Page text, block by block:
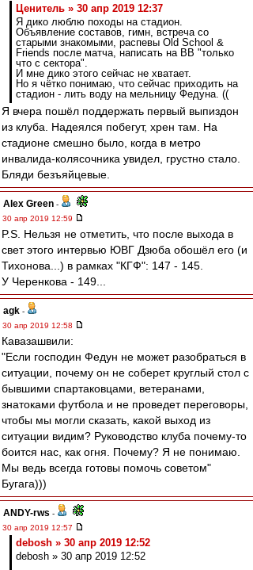
Ценитель » 30 апр 2019 12:37
Я дико люблю походы на стадион.
Объявление составов, гимн, встреча со
старыми знакомыми, распевы Old School &
Friends после матча, написать на ВВ "только
что с сектора".
И мне дико этого сейчас не хватает.
Но я чётко понимаю, что сейчас приходить на
стадион - лить воду на мельницу Федуна. ((
Я вчера пошёл поддержать первый выпиздон
из клуба. Надеялся побегут, хрен там. На
стадионе смешно было, когда в метро
инвалида-колясочника увидел, грустно стало.
Бляди безъяйцевые.
Alex Green -
30 апр 2019 12:59
P.S. Нельзя не отметить, что после выхода в
свет этого интервью ЮВГ Дзюба обошёл его (и
Тихонова...) в рамках "КГФ": 147 - 145.
У Черенкова - 149...
agk -
30 апр 2019 12:58
Кавазашвили:
"Если господин Федун не может разобраться в
ситуации, почему он не соберет круглый стол с
бывшими спартаковцами, ветеранами,
знатоками футбола и не проведет переговоры,
чтобы мы могли сказать, какой выход из
ситуации видим? Руководство клуба почему-то
боится нас, как огня. Почему? Я не понимаю.
Мы ведь всегда готовы помочь советом"
Бугага)))
ANDY-rws -
30 апр 2019 12:57
debosh » 30 апр 2019 12:52
debosh » 30 апр 2019 12:52